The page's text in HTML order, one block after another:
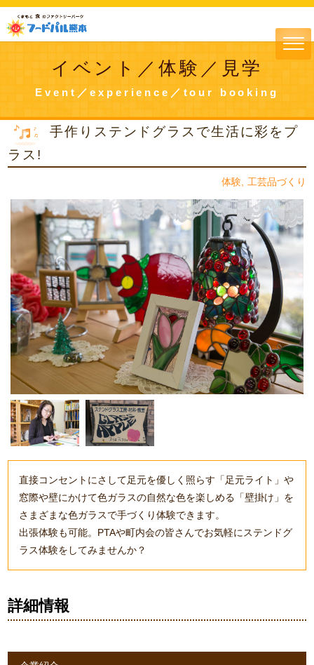
イベント／体験／見学
Event／experience／tour booking
手作りステンドグラスで生活に彩をプ
ラス!
体験 工芸品づくり
直接コンセントにさして足元を優しく照らす「足元ライト」や
窓際や壁にかけて色ガラスの自然な色を楽しめる「壁掛け」を
さまざまな色ガラスで手づくり体験できます。
出張体験も可能。 PTAや町内会の皆さんでお気軽にステンドグ
ラス体験をしてみませんか？
詳細情報